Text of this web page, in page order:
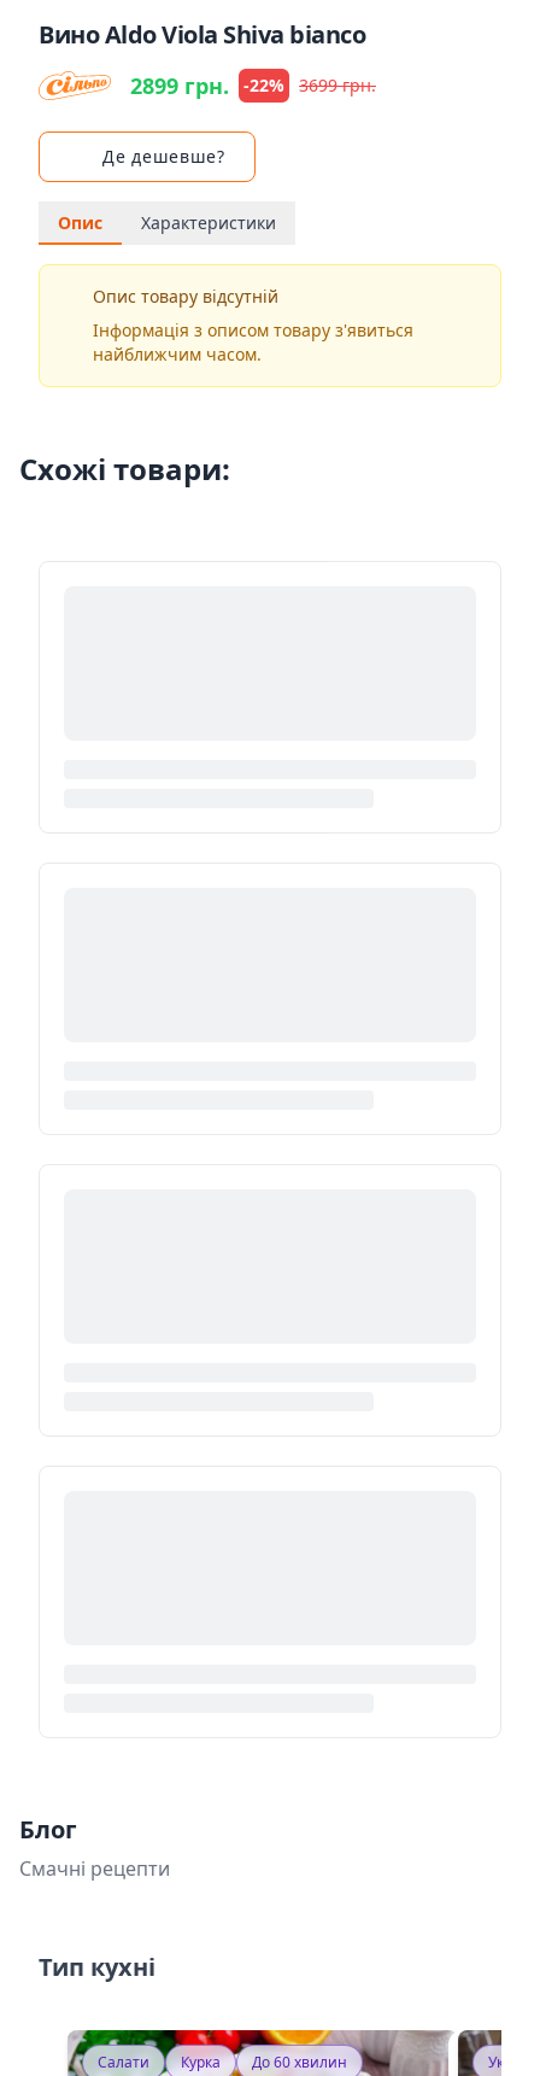
Вино Aldo Viola Shiva bianco
2899 грн. -22% 3699 грн.
Де дешевше?
Опис Характеристики
Опис товару відсутній
Інформація з описом товару з'явиться
найближчим часом.
Схожі товари:
Блог
Смачні рецепти
Тип кухні
Салати Курка
До 60 хвилин